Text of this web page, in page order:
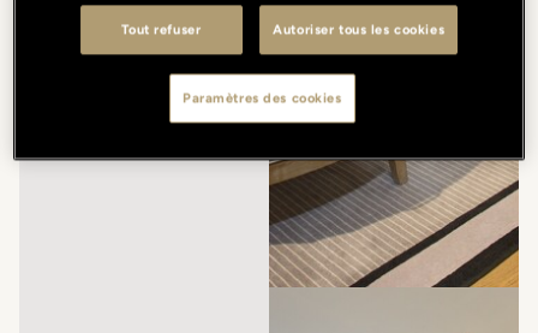
Tout refuser Autoriser tous les cookies
Paramètres des cookies